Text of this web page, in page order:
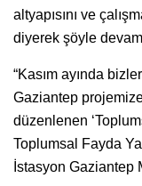
altyapısını ve
diyerek şöyle
“Kasım ayında
Gaziantep
düzenlenen
Toplumsal Fayda
İstasyon Gaziantep